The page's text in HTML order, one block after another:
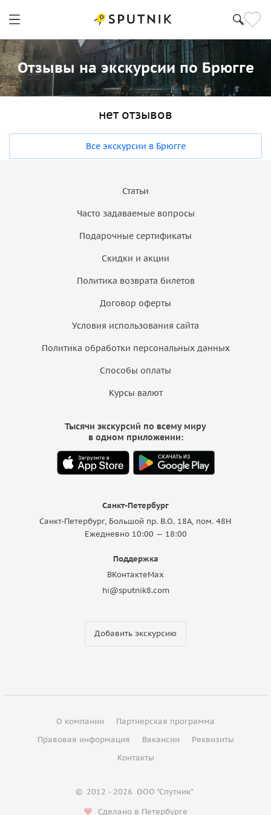
Отзывы на экскурсии по Брюгге
нет отзывов
Все экскурсии в Брюгге
Статьи
Часто задаваемые вопросы
Подарочные сертификаты
Скидки и акции
Политика возврата билетов
Договор оферты
Условия использования сайта
Политика обработки персональных данных
Способы оплаты
Курсы валют
Санкт-Петербург
Санкт-Петербург, Большой пр. В.О. 18A, пом. 48Н
Ежедневно 10:00 — 18:00
Поддержка
ВКонтактеMax
hi@sputnik8.com
Добавить экскурсию
Тысячи экскурсий по всему миру
в одном приложении:
О компании
Партнерская программа
Правовая информация
Вакансии
Реквизиты
Контакты
© 2012 - 2026 ООО "Спутник"
Сделано в Петербурге